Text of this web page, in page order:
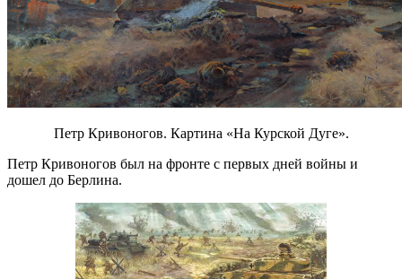
Петр Кривоногов. Картина «На Курской Дуге».
Петр Кривоногов был на фронте с первых дней войны и
дошел до Берлина.